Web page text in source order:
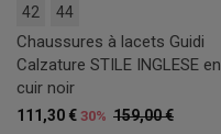
42 44
Chaussures à lacets Guidi
Calzature STILE INGLESE en
cuir noir
159,00 €
111,30 € 30%